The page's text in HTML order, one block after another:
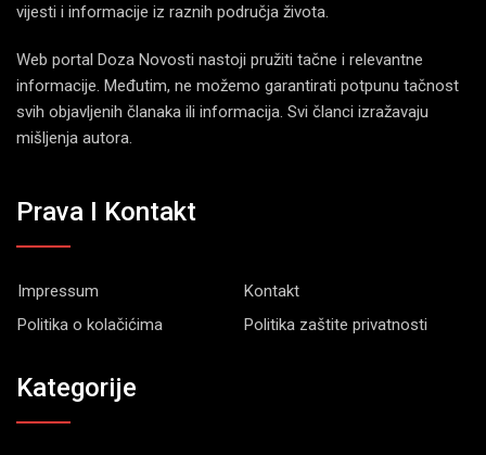
vijesti i informacije iz raznih područja života.
Web portal Doza Novosti nastoji pružiti tačne i relevantne
informacije. Međutim, ne možemo garantirati potpunu tačnost
svih objavljenih članaka ili informacija. Svi članci izražavaju
mišljenja autora.
Prava I Kontakt
Impressum
Kontakt
Politika o kolačićima
Politika zaštite privatnosti
Kategorije